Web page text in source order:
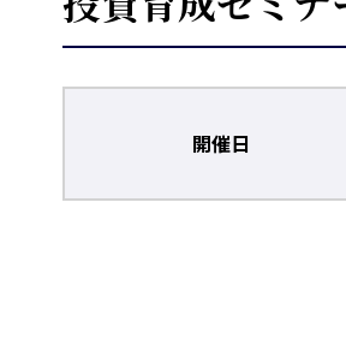
開催日